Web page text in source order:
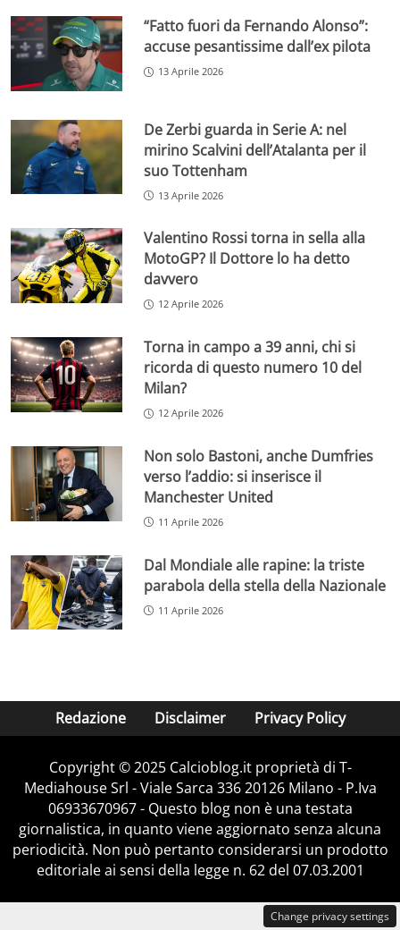
“Fatto fuori da Fernando Alonso”:
accuse pesantissime dall’ex pilota
13 Aprile 2026
De Zerbi guarda in Serie A: nel
mirino Scalvini dell’Atalanta per il
suo Tottenham
13 Aprile 2026
Valentino Rossi torna in sella alla
MotoGP? Il Dottore lo ha detto
davvero
12 Aprile 2026
Torna in campo a 39 anni, chi si
ricorda di questo numero 10 del
Milan?
12 Aprile 2026
Non solo Bastoni, anche Dumfries
verso l’addio: si inserisce il
Manchester United
11 Aprile 2026
Dal Mondiale alle rapine: la triste
parabola della stella della Nazionale
11 Aprile 2026
Redazione Disclaimer Privacy Policy
Copyright © 2025 Calcioblog.it proprietà di T-
Mediahouse Srl - Viale Sarca 336 20126 Milano - P.Iva
06933670967 - Questo blog non è una testata
giornalistica, in quanto viene aggiornato senza alcuna
periodicità. Non può pertanto considerarsi un prodotto
editoriale ai sensi della legge n. 62 del 07.03.2001
Change privacy settings